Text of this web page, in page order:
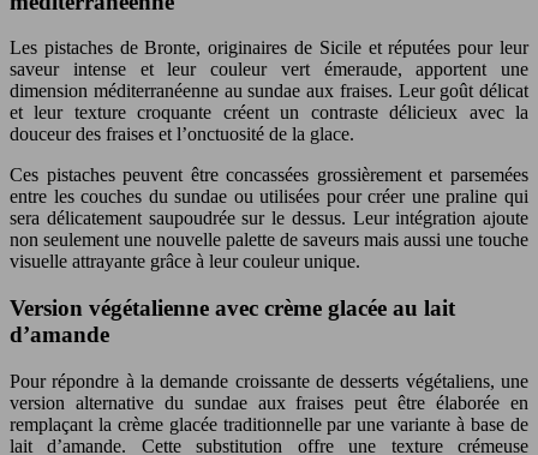
Les pistaches de Bronte, originaires de Sicile et réputées pour leur
saveur intense et leur couleur vert émeraude, apportent une
dimension méditerranéenne au sundae aux fraises. Leur goût délicat
et leur texture croquante créent un contraste délicieux avec la
douceur des fraises et l’onctuosité de la glace.
Ces pistaches peuvent être concassées grossièrement et parsemées
entre les couches du sundae ou utilisées pour créer une praline qui
sera délicatement saupoudrée sur le dessus. Leur intégration ajoute
non seulement une nouvelle palette de saveurs mais aussi une touche
visuelle attrayante grâce à leur couleur unique.
Version végétalienne avec crème glacée au lait
d’amande
Pour répondre à la demande croissante de desserts végétaliens, une
version alternative du sundae aux fraises peut être élaborée en
remplaçant la crème glacée traditionnelle par une variante à base de
lait d’amande. Cette substitution offre une texture crémeuse